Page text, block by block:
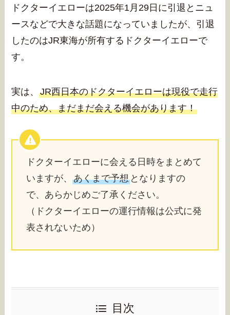
ドクターイエローは2025年1月29日に引退とニュ
ースなどで大きな話題になっていましたが、引退
したのはJR東海が所有するドクターイエローで
す。
実は、JR西日本のドクターイエローは現役で走行
中のため、まだまだ会える機会があります！
ドクターイエローに会える日時をまとめて
いますが、あくまで予想 となりますの
で、あらかじめご了承ください。
（ドクターイエローの運行情報は公式に発
表されないため）
目次